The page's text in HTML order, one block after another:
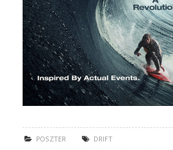
POSZTER DRIFT